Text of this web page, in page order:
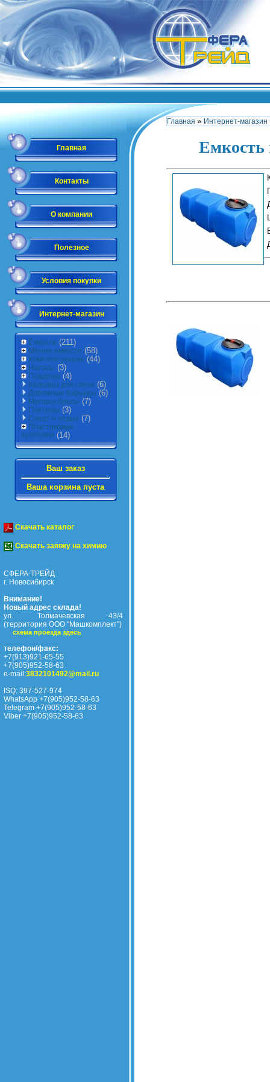
Главная
Контакты
О компании
Полезное
Условия покупки
Интернет-магазин
Ёмкости (211)
Мягкие емкости (58)
Комплектующие (44)
Насосы (3)
Поддоны (4)
Колодцы для связи (6)
Дорожные барьеры (6)
Мусоросбросы (7)
Понтоны (3)
Спорт и отдых (7)
Пластиковые
заготовки (14)
Ваш заказ
Ваша корзина пуста
Скачать каталог
Скачать заявку на химию
СФЕРА-ТРЕЙД
г. Новосибирск
Внимание!
Новый адрес склада!
ул. Толмачевская 43/4
(территория ООО "Машкомплект")
схема проезда здесь
телефон/факс:
+7(913)921-65-55
+7(905)952-58-63
e-mail:3832101492@mail.ru
ISQ: 397-527-974
WhatsApp +7(905)952-58-63
Telegram +7(905)952-58-63
Viber +7(905)952-58-63
Главная » Интернет-магазин
Емкость